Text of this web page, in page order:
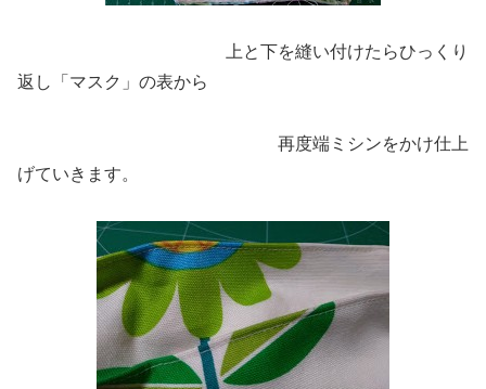
上と下を縫い付けたらひっくり
返し「マスク」の表から
再度端ミシンをかけ仕上
げていきます。